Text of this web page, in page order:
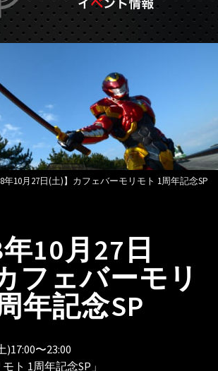
年10月27日(土)】カフェバーモリモト 1周年記念SP
年10月27日
フェバーモリ
年記念SP
)17:00〜23:00
ト 1周年記念SP」